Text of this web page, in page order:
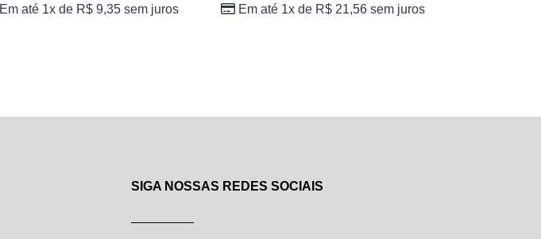
Em até 1x de R$9,35sem juros Em até 1x de R$21,56sem juros
SIGA NOSSAS REDES SOCIAIS